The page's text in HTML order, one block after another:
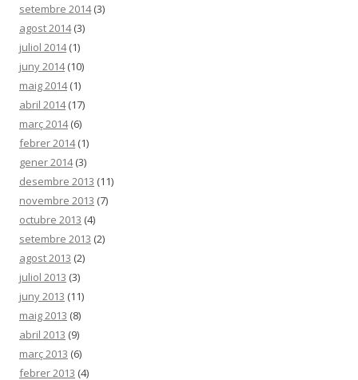
setembre 2014(3)
agost 2014(3)
juliol 2014(1)
juny 2014(10)
maig 2014(1)
abril 2014(17)
març 2014(6)
febrer 2014(1)
gener 2014(3)
desembre 2013 (11)
novembre 2013 (7)
octubre 2013 (4)
setembre 2013 (2)
agost 2013 (2)
juliol 2013 (3)
juny 2013 (11)
maig 2013 (8)
abril 2013 (9)
març 2013 (6)
febrer 2013 (4)